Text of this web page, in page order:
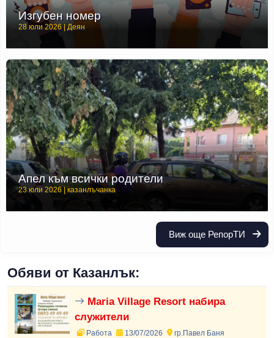
Изгубен номер
28 юли 2026 | Деян
Апел към всички родители
23 юли 2026 | казанлъчанка
Виж още РепорТИ
Обяви от Казанлък:
Maria Village Resort набира
служители
Работа 13/07/2026 гр.Павел Баня